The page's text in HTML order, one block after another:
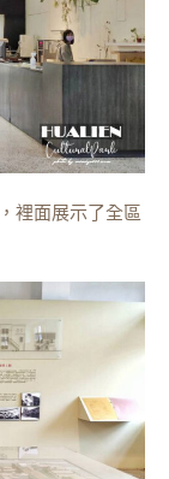
裡面展示了全區